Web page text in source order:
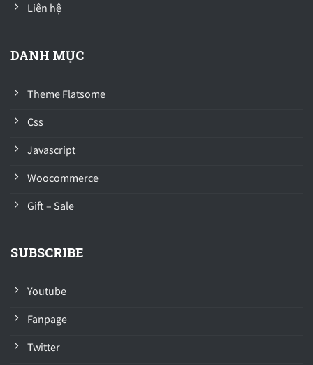
Liên hệ
DANH MỤC
Theme Flatsome
Css
Javascript
Woocommerce
Gift – Sale
SUBSCRIBE
Youtube
Fanpage
Twitter